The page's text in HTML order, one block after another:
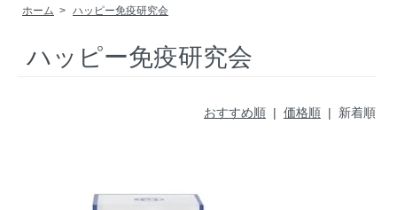
ホーム > ハッピー免疫研究会
ハッピー免疫研究会
おすすめ順| 価格順| 新着順